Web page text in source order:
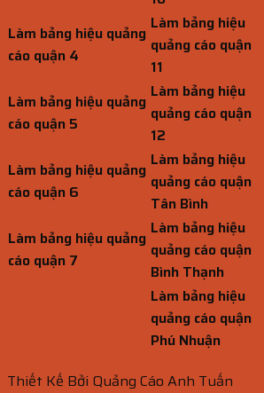
Làm bảng hiệu quảng
cáo quận 4
Làm bảng hiệu
quảng cáo quận
11
Làm bảng hiệu quảng
cáo quận 5
Làm bảng hiệu
quảng cáo quận
12
Làm bảng hiệu quảng
cáo quận 6
Làm bảng hiệu
quảng cáo quận
Tân Bình
Làm bảng hiệu quảng
cáo quận 7
Làm bảng hiệu
quảng cáo quận
Bình Thạnh
Làm bảng hiệu
quảng cáo quận
Phú Nhuận
Thiết Kế Bởi Quảng Cáo Anh Tuấn